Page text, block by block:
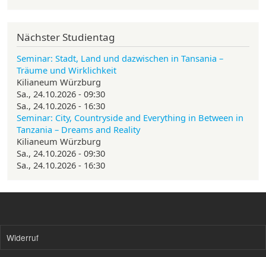
Nächster Studientag
Seminar: Stadt, Land und dazwischen in Tansania –
Träume und Wirklichkeit
Kilianeum Würzburg
Sa., 24.10.2026 - 09:30
Sa., 24.10.2026 - 16:30
Seminar: City, Countryside and Everything in Between in
Tanzania – Dreams and Reality
Kilianeum Würzburg
Sa., 24.10.2026 - 09:30
Sa., 24.10.2026 - 16:30
Widerruf